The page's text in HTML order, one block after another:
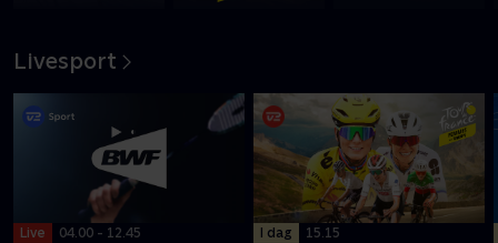
Livesport
Live 04.00 - 12.45 I dag 15.15